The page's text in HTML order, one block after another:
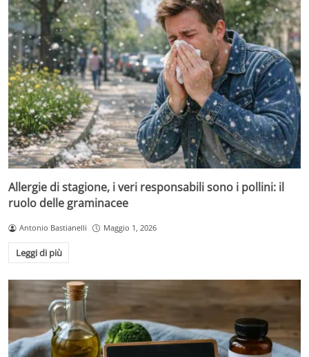
Allergie di stagione, i veri responsabili sono i pollini: il
ruolo delle graminacee
Antonio Bastianelli Maggio 1, 2026
Leggi di più